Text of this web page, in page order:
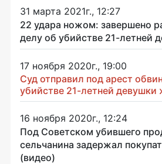
31 марта 2021г., 12:27
22 удара ножом: завершено
делу об убийстве 21-летней
17 ноября 2020г., 19:00
Суд отправил под арест
убийстве 21-летней девушки
16 ноября 2020г., 12:24
Под Советском убившего
сельчанина задержал
(видео)